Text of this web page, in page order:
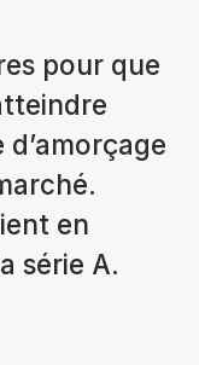
pour que
en
série A.